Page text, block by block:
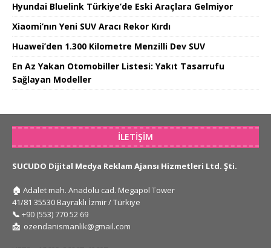
Hyundai Bluelink Türkiye’de Eski Araçlara Gelmiyor
Xiaomi’nın Yeni SUV Aracı Rekor Kırdı
Huawei’den 1.300 Kilometre Menzilli Dev SUV
En Az Yakan Otomobiller Listesi: Yakıt Tasarrufu
Sağlayan Modeller
İLETIŞIM
SUCUDO Dijital Medya Reklam Ajansı Hizmetleri Ltd. Şti.
🏠 Adalet mah. Anadolu cad. Megapol Tower
41/81 35530 Bayraklı İzmir / Türkiye
📞 +90 (553) 770 52 69
📩 ozendanismanlik@gmail.com